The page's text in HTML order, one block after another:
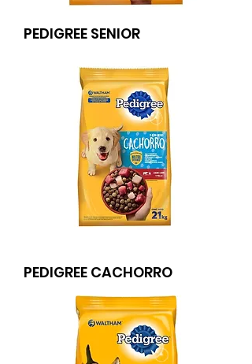
PEDIGREE SENIOR
PEDIGREE CACHORRO